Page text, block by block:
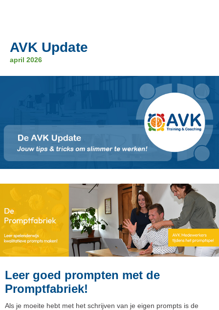
AVK Update
april 2026
Leer goed prompten met de
Promptfabriek!
Als je moeite hebt met het schrijven van je eigen prompts is de